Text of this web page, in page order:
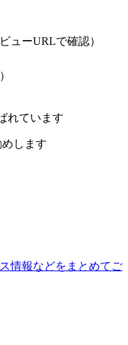
ューURLで確認）
れています
します
情報などをまとめてご